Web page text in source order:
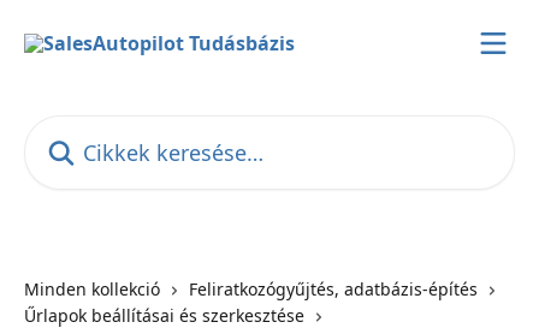
Minden kollekció
Feliratkozógyűjtés, adatbázis-építés
Űrlapok beállításai és szerkesztése